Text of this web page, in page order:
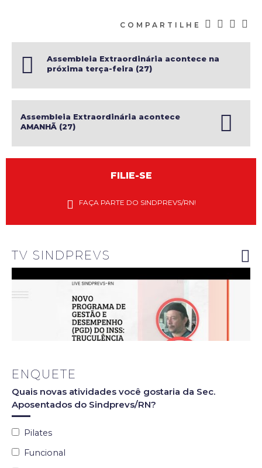
COMPARTILHE
Assembleia Extraordinária acontece na
próxima terça-feira (27)
Assembleia Extraordinária acontece
AMANHÃ (27)
FILIE-SE
FAÇA PARTE DO SINDPREVS/RN!
TV SINDPREVS
explanam
do INSS
ENQUETE
Quais novas atividades você gostaria da Sec.
Aposentados do Sindprevs/RN?
Pilates
Funcional